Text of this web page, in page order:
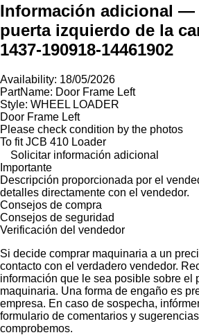
Información adicional —
puerta izquierdo de la
1437-190918-14461902
Availability: 18/05/2026
PartName: Door Frame Left
Style: WHEEL LOADER
Door Frame Left
Please check condition by the photos
To fit JCB 410 Loader
Solicitar información adicional
Importante
Descripción proporcionada por el
detalles directamente con el vendedor.
Consejos de compra
Consejos de seguridad
Verificación del vendedor
Si decide comprar maquinaria a un
contacto con el verdadero vendedor.
información que le sea posible sobre el
maquinaria. Una forma de engaño es
empresa. En caso de sospecha,
formulario de comentarios y
comprobemos.